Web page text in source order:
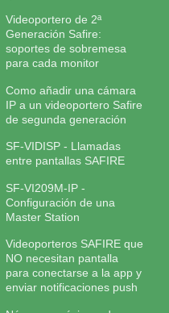
Videoportero de 2ª
Generación Safire:
soportes de sobremesa
para cada monitor
Como añadir una cámara
IP a un videoportero Safire
de segunda generación
SF-VIDISP - Llamadas
entre pantallas SAFIRE
SF-VI209M-IP -
Configuración de una
Master Station
Videoporteros SAFIRE que
NO necesitan pantalla
para conectarse a la app y
enviar notificaciones push